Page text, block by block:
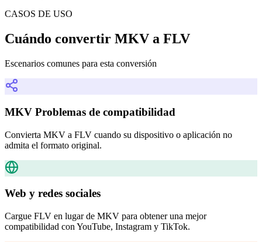
CASOS DE USO
Cuándo convertir MKV a FLV
Escenarios comunes para esta conversión
MKV Problemas de compatibilidad
Convierta MKV a FLV cuando su dispositivo o aplicación no
admita el formato original.
Web y redes sociales
Cargue FLV en lugar de MKV para obtener una mejor
compatibilidad con YouTube, Instagram y TikTok.